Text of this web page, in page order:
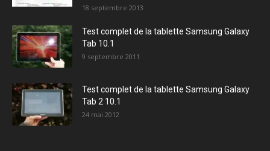
18 septembre 2013
Test complet de la tablette Samsung Galaxy
Tab 10.1
9 septembre 2011
Test complet de la tablette Samsung Galaxy
Tab 2 10.1
24 mai 2012